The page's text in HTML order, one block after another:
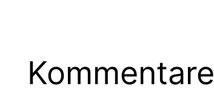
Kommentare